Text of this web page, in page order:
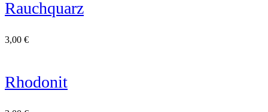
Rauchquarz
3,00 €
Rhodonit